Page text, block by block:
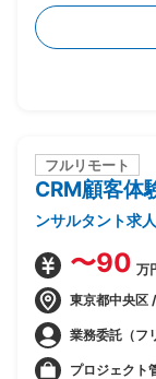
しなど⾃⾛し
フルリモート
CRM顧客体
ンサルタント求
〜90 万
東京都中央区
業務委託（フ
プロジェクト